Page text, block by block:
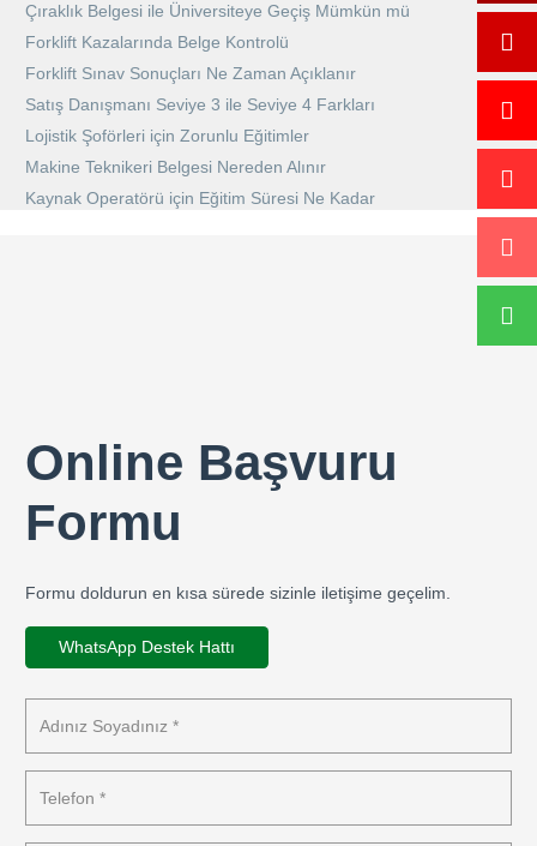
Çıraklık Belgesi ile Üniversiteye Geçiş Mümkün mü
Forklift Kazalarında Belge Kontrolü
Forklift Sınav Sonuçları Ne Zaman Açıklanır
Satış Danışmanı Seviye 3 ile Seviye 4 Farkları
Lojistik Şoförleri için Zorunlu Eğitimler
Makine Teknikeri Belgesi Nereden Alınır
Kaynak Operatörü için Eğitim Süresi Ne Kadar
Online Başvuru
Formu
Formu doldurun en kısa sürede sizinle iletişime geçelim.
WhatsApp Destek Hattı